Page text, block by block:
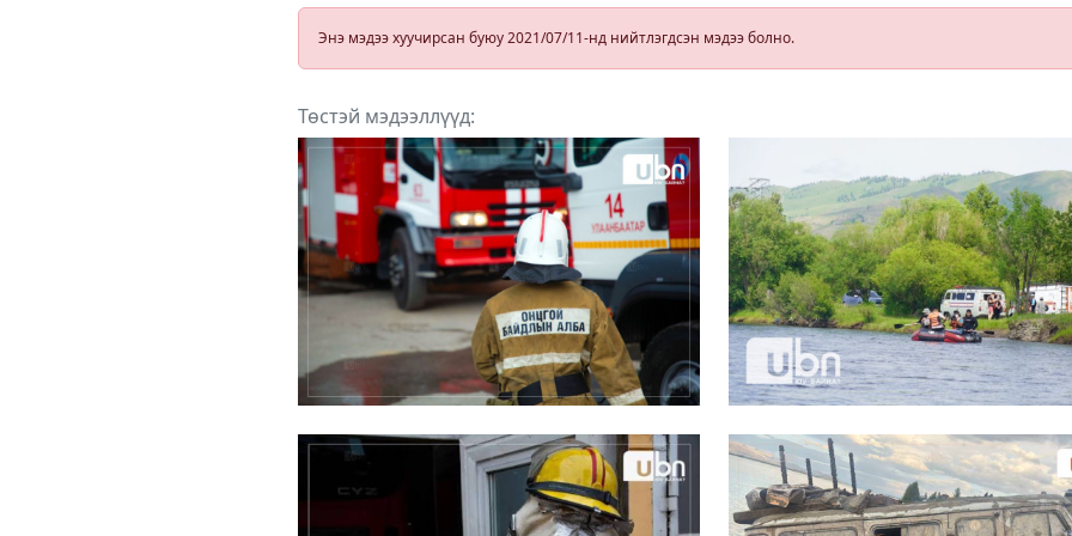
олон нийтийн
Энэ мэдээ хуучирсан буюу 2021/07/11-нд нийтлэгдсэн мэдээ болно.
Төстэй мэдээллүүд: